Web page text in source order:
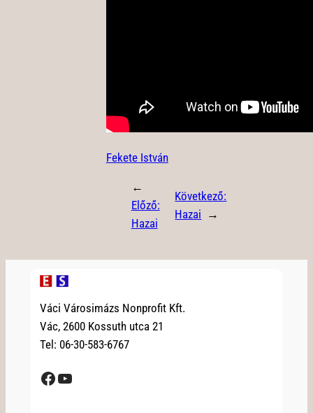
Fekete István
←
Előző:
Hazai
Következő:
Hazai →
Váci Városimázs Nonprofit Kft.
Vác, 2600 Kossuth utca 21
Tel: 06-30-583-6767
Facebook YouTube